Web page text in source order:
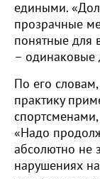
едиными.
прозрачные
понятные для
– одинаковые
По его
практику
«Надо
абсолютно не
нарушениях